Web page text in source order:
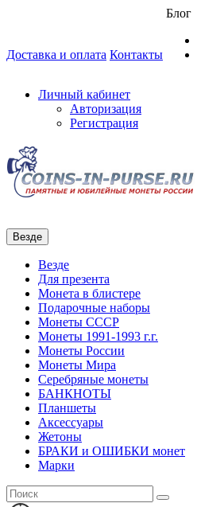
Доставка и оплата Контакты
Блог
Личный кабинет
Авторизация
Регистрация
Везде
Везде
Для презента
Монета в блистере
Подарочные наборы
Монеты СССР
Монеты 1991-1993 г.г.
Монеты России
Монеты Мира
Серебряные монеты
БАНКНОТЫ
Планшеты
Аксессуары
Жетоны
БРАКИ и ОШИБКИ монет
Марки